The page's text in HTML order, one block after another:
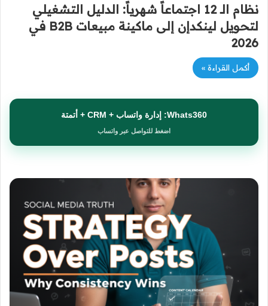
نظام الـ 12 اجتماعاً شهرياً: الدليل التشغيلي
لتحويل لينكدإن إلى ماكينة مبيعات B2B في
2026
أكمل القراءة »
Whats360: إدارة واتساب + CRM + أتمتة
اضغط للتواصل عبر واتساب